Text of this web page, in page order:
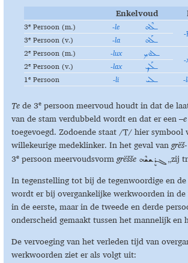
Enkelvoud
3ePersoon (m.) -le ـܠܶܗ -
3ePersoon (v.) -la ـܠܰܗ
2ePersoon (m.) -lux ـܠܘܟ݂ -
2ePersoon (v.) -lax ـܠܰܟ݂
1ePersoon -li ـܠܝ -
Tede 3e persoon meervoud houdt in dat de
van de stam verdubbeld wordt en dat er een–e
toegevoegd. Zodoende staat /T/ hier symbool
willekeurige medeklinker. In het geval vangrë
3e persoon meervoudsvormgrëšše ܓܪܷܫܫܶܗ „zij
In tegenstelling tot bij de tegenwoordige en
wordt er bij overgankelijke werkwoorden in
in de eerste, maar in de tweede en derde
onderscheid gemaakt tussen het mannelijk en
De vervoeging van het verleden tijd van
werkwoorden ziet er als volgt uit: